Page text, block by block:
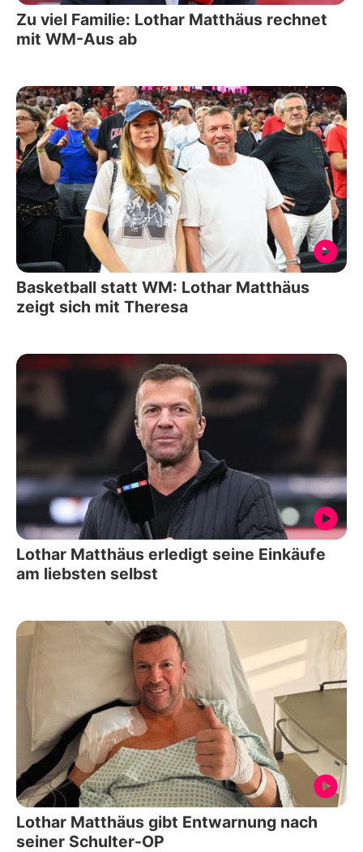
Zu viel Familie: Lothar Matthäus rechnet
mit WM-Aus ab
Basketball statt WM: Lothar Matthäus
zeigt sich mit Theresa
Lothar Matthäus erledigt seine Einkäufe
am liebsten selbst
Lothar Matthäus gibt Entwarnung nach
seiner Schulter-OP